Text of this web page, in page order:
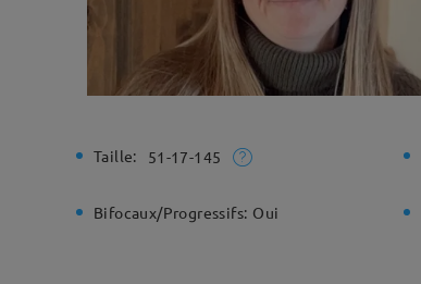
Taille: 51-17-145
Bifocaux/Progressifs: Oui